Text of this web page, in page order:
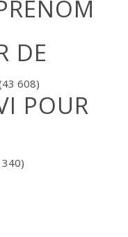
DE
608)
POUR